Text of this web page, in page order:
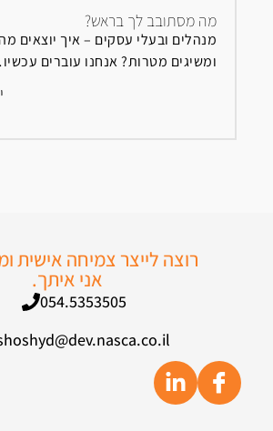
מה מסתובב לך בראש?
מנהלים ובעלי עסקים – איך יוצאים
ומשיגים מטרות? אנחנו עוברים
רוצה לייצר צמיחה אישית
אני איתך.
054.5353505